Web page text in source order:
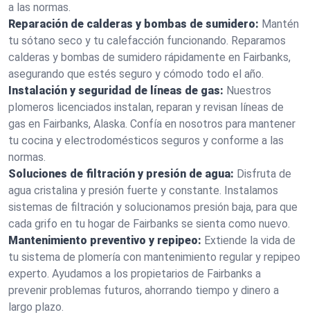
a las normas.
Reparación de calderas y bombas de sumidero: Mantén
tu sótano seco y tu calefacción funcionando. Reparamos
calderas y bombas de sumidero rápidamente en Fairbanks,
asegurando que estés seguro y cómodo todo el año.
Instalación y seguridad de líneas de gas: Nuestros
plomeros licenciados instalan, reparan y revisan líneas de
gas en Fairbanks, Alaska. Confía en nosotros para mantener
tu cocina y electrodomésticos seguros y conforme a las
normas.
Soluciones de filtración y presión de agua: Disfruta de
agua cristalina y presión fuerte y constante. Instalamos
sistemas de filtración y solucionamos presión baja, para que
cada grifo en tu hogar de Fairbanks se sienta como nuevo.
Mantenimiento preventivo y repipeo: Extiende la vida de
tu sistema de plomería con mantenimiento regular y repipeo
experto. Ayudamos a los propietarios de Fairbanks a
prevenir problemas futuros, ahorrando tiempo y dinero a
largo plazo.